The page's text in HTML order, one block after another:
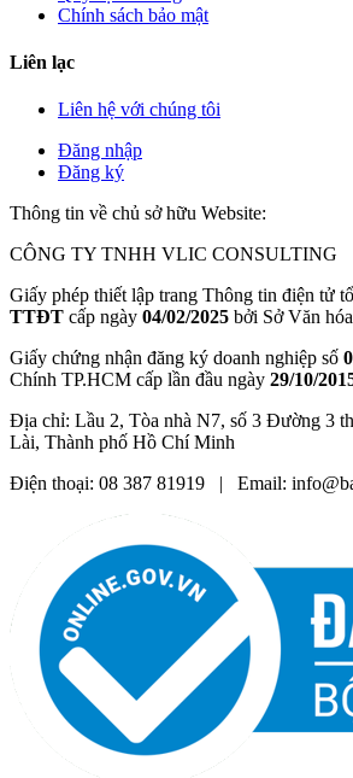
Chính sách bảo mật
Liên lạc
Liên hệ với chúng tôi
Đăng nhập
Đăng ký
Thông tin về chủ sở hữu Website:
CÔNG TY TNHH VLIC CONSULTING
Giấy phép thiết lập trang Thông tin điện tử
TTĐT cấp ngày 04/02/2025 bởi Sở Văn
Giấy chứng nhận đăng ký doanh nghiệp số
Chính TP.HCM cấp lần đầu ngày 29/10/
Địa chỉ: Lầu 2, Tòa nhà N7, số 3 Đường 3
Lài, Thành phố Hồ Chí Minh
Điện thoại: 08 387 81919 | Email: